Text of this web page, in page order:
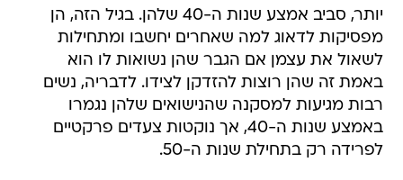
יותר, סביב אמצע שנות ה-40 שלהן. בגיל הזה, הן
מפסיקות לדאוג למה שאחרים יחשבו ומתחילות
לשאול את עצמן אם הגבר שהן נשואות לו הוא
באמת זה שהן רוצות להזדקן לצידו. לדבריה, נשים
רבות מגיעות למסקנה שהנישואים שלהן נגמרו
באמצע שנות ה-40, אך נוקטות צעדים פרקטיים
לפרידה רק בתחילת שנות ה-50.